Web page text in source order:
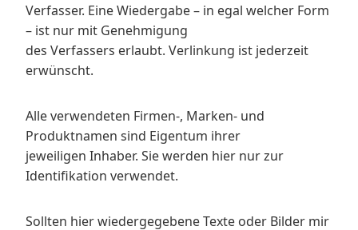
Verfasser. Eine Wiedergabe – in egal welcher Form
– ist nur mit Genehmigung
des Verfassers erlaubt. Verlinkung ist jederzeit
erwünscht.
Alle verwendeten Firmen-, Marken- und
Produktnamen sind Eigentum ihrer
jeweiligen Inhaber. Sie werden hier nur zur
Identifikation verwendet.
Sollten hier wiedergegebene Texte oder Bilder mir